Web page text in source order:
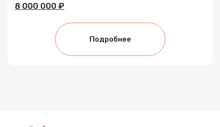
8 000 000 ₽
Подробнее